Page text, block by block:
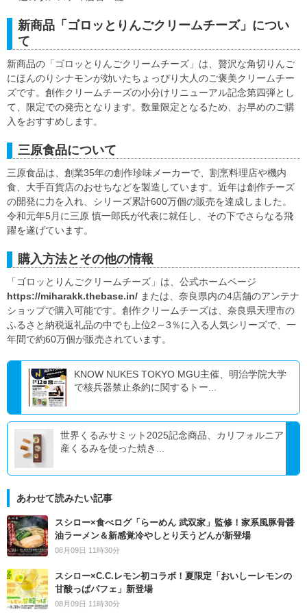
新商品「ゴロッとりんごクリームチーズ」につい
て
新商品の「ゴロッとりんごクリームチーズ」は、贅沢な角切りんご
にほんのりシナモンが効いたちょっぴり大人のご褒美クリームチー
ズです。創作クリームチーズの小分けリニューアル記念第四弾とし
て、限定での発売となります。数量限定となるため、お早めのご購
入をおすすめします。
三原食品について
三原食品は、創業35年の創作珍味メーカーで、割烹料理店や機内
食、大手百貨店のおせちなどを製造しています。近年は創作チーズ
の開発に力を入れ、シリーズ累計600万個の販売を達成しました。
令和元年5月に三原 慎一郎氏が代表に就任し、その下でさらなる飛
躍を遂げています。
購入方法とその他の情報
「ゴロッとりんごクリームチーズ」は、公式ホームページ
https://miharakk.thebase.in/ または、奈良県内の4店舗のアンテナ
ショップで購入可能です。創作クリームチーズは、奈良県天理市の
ふるさと納税返礼品の中でも上位2～3％に入る人気シリーズで、一
年間で約60万個が販売されています。
KNOW NUKES TOKYO MGU主催、明治学院大学
で核兵器禁止条約に関するトー...
世界くるみサミット2025記念商品、カリフォルニア
産くるみを使った焼き...
あわせて読みたい記事
スシロー×食べログ「らーめん 武双家」監修！家系風豚骨醤
油ラーメン＆新感覚冷やしとり天うどんが新登場
08月09日 11時30分
スシロー×C.C.レモン初コラボ！夏限定「おいしーレモンの
甘酸っぱパフェ」新登場
08月09日 11時30分